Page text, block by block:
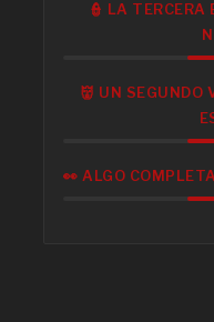
👮 LA TERCERA
👹 UN SEGUNDO
👀 ALGO